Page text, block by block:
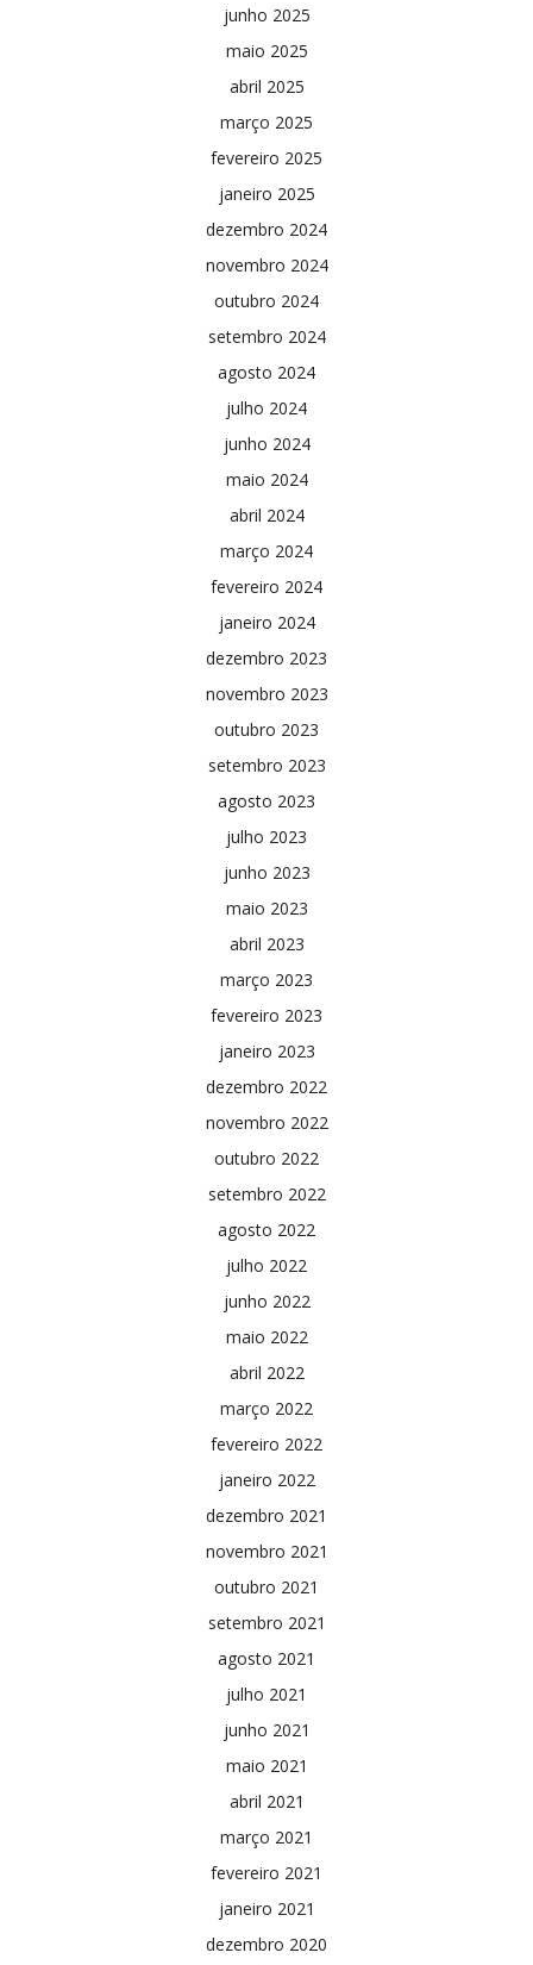
junho 2025
maio 2025
abril 2025
março 2025
fevereiro 2025
janeiro 2025
dezembro 2024
novembro 2024
outubro 2024
setembro 2024
agosto 2024
julho 2024
junho 2024
maio 2024
abril 2024
março 2024
fevereiro 2024
janeiro 2024
dezembro 2023
novembro 2023
outubro 2023
setembro 2023
agosto 2023
julho 2023
junho 2023
maio 2023
abril 2023
março 2023
fevereiro 2023
janeiro 2023
dezembro 2022
novembro 2022
outubro 2022
setembro 2022
agosto 2022
julho 2022
junho 2022
maio 2022
abril 2022
março 2022
fevereiro 2022
janeiro 2022
dezembro 2021
novembro 2021
outubro 2021
setembro 2021
agosto 2021
julho 2021
junho 2021
maio 2021
abril 2021
março 2021
fevereiro 2021
janeiro 2021
dezembro 2020